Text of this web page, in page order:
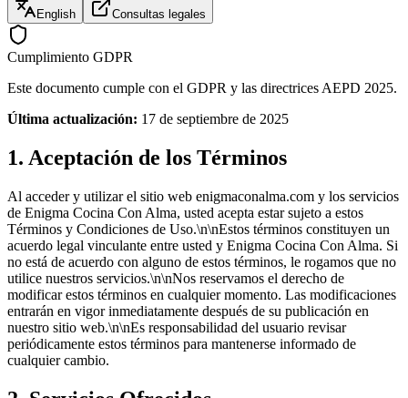
English Consultas legales
Cumplimiento GDPR
Este documento cumple con el GDPR y las directrices AEPD 2025.
Última actualización: 17 de septiembre de 2025
1. Aceptación de los Términos
Al acceder y utilizar el sitio web enigmaconalma.com y los servicios
de Enigma Cocina Con Alma, usted acepta estar sujeto a estos
Términos y Condiciones de Uso.\n\nEstos términos constituyen un
acuerdo legal vinculante entre usted y Enigma Cocina Con Alma. Si
no está de acuerdo con alguno de estos términos, le rogamos que no
utilice nuestros servicios.\n\nNos reservamos el derecho de
modificar estos términos en cualquier momento. Las modificaciones
entrarán en vigor inmediatamente después de su publicación en
nuestro sitio web.\n\nEs responsabilidad del usuario revisar
periódicamente estos términos para mantenerse informado de
cualquier cambio.